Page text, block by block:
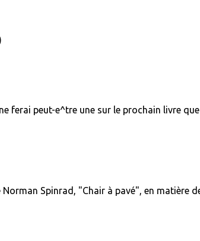
ferai peut-e^tre une sur le prochain livre
Spinrad, "Chair à pavé", en matière